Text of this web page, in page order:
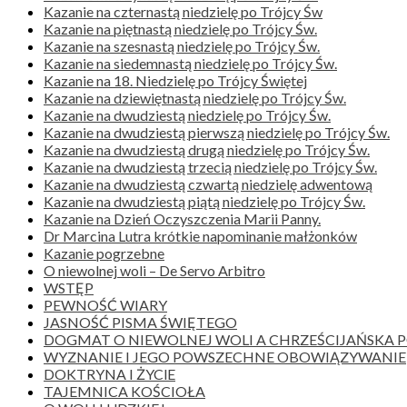
Kazanie na czternastą niedzielę po Trójcy Św
Kazanie na piętnastą niedzielę po Trójcy Św.
Kazanie na szesnastą niedzielę po Trójcy Św.
Kazanie na siedemnastą niedzielę po Trójcy Św.
Kazanie na 18. Niedzielę po Trójcy Świętej
Kazanie na dziewiętnastą niedzielę po Trójcy Św.
Kazanie na dwudziestą niedzielę po Trójcy Św.
Kazanie na dwudziestą pierwszą niedzielę po Trójcy Św.
Kazanie na dwudziestą drugą niedzielę po Trójcy Św.
Kazanie na dwudziestą trzecią niedzielę po Trójcy Św.
Kazanie na dwudziestą czwartą niedzielę adwentową
Kazanie na dwudziestą piątą niedzielę po Trójcy Św.
Kazanie na Dzień Oczyszczenia Marii Panny.
Dr Marcina Lutra krótkie napominanie małżonków
Kazanie pogrzebne
O niewolnej woli – De Servo Arbitro
WSTĘP
PEWNOŚĆ WIARY
JASNOŚĆ PISMA ŚWIĘTEGO
DOGMAT O NIEWOLNEJ WOLI A CHRZEŚCIJAŃSKA
WYZNANIE I JEGO POWSZECHNE OBOWIĄZYWANIE
DOKTRYNA I ŻYClE
TAJEMNICA KOŚCIOŁA